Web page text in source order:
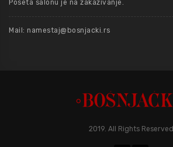
Poseta salonu je na zakazivanje.
Mail: namestaj@bosnjacki.rs
2019. All Rights Reserved